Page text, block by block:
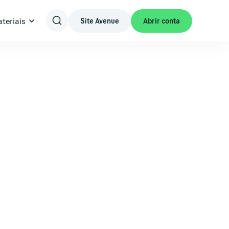
Site Avenue Abrir conta